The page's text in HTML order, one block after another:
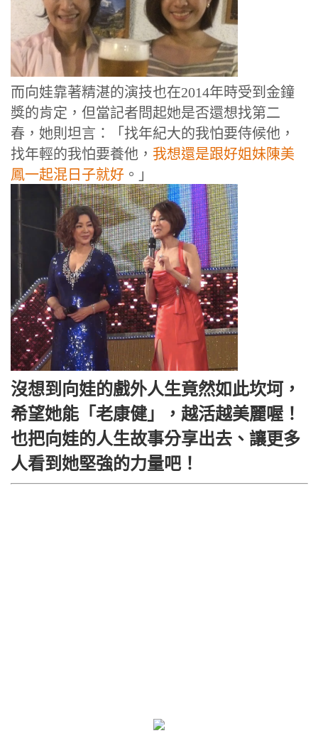
而向娃靠著精湛的演技也在2014年時受到金鐘
獎的肯定，但當記者問起她是否還想找第二
春，她則坦言：「找年紀大的我怕要侍候他，
找年輕的我怕要養他， 我想還是跟好姐妹陳美
鳳一起混日子就好。」
沒想到向娃的戲外人生竟然如此坎坷，
希望她能「老康健」，越活越美麗喔！
也把向娃的人生故事分享出去、讓更多
人看到她堅強的力量吧！